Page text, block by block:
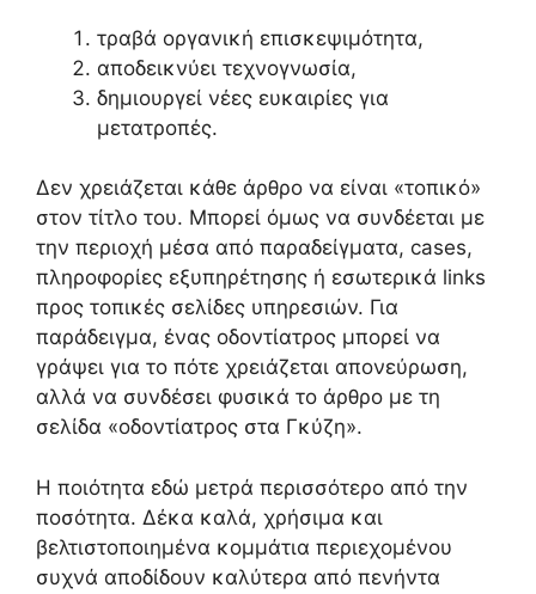
τραβά οργανική επισκεψιμότητα,
αποδεικνύει τεχνογνωσία,
δημιουργεί νέες ευκαιρίες για
μετατροπές.
Δεν χρειάζεται κάθε άρθρο να είναι «τοπικό»
στον τίτλο του. Μπορεί όμως να συνδέεται με
την περιοχή μέσα από παραδείγματα, cases,
πληροφορίες εξυπηρέτησης ή εσωτερικά links
προς τοπικές σελίδες υπηρεσιών. Για
παράδειγμα, ένας οδοντίατρος μπορεί να
γράψει για το πότε χρειάζεται απονεύρωση,
αλλά να συνδέσει φυσικά το άρθρο με τη
σελίδα «οδοντίατρος στα Γκύζη».
Η ποιότητα εδώ μετρά περισσότερο από την
ποσότητα. Δέκα καλά, χρήσιμα και
βελτιστοποιημένα κομμάτια περιεχομένου
συχνά αποδίδουν καλύτερα από πενήντα